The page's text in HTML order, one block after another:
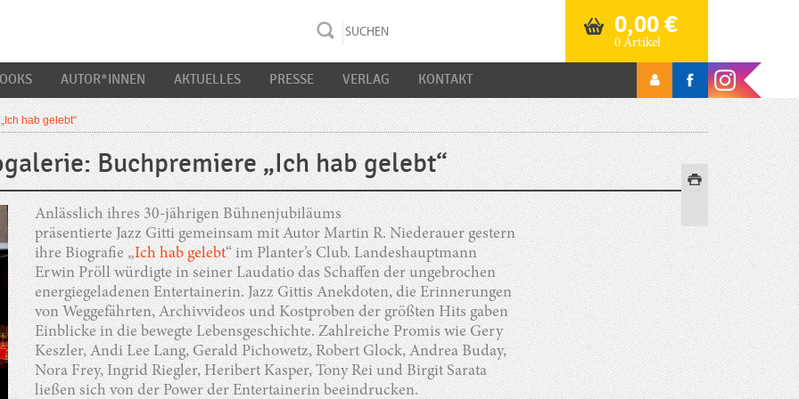
0,00€
0 Artikel
AUTOR*INNEN AKTUELLES PRESSE VERLAG KONTAKT
hab gelebt“
Buchpremiere „Ich hab gelebt“
Anlässlich ihres 30-jährigen Bühnenjubiläums
präsentierte Jazz Gitti gemeinsam mit Autor Martin R. Niederauer gestern
ihre Biografie „Ich hab gelebt“ im Planter’s Club. Landeshauptmann
Erwin Pröll würdigte in seiner Laudatio das Schaffen der ungebrochen
energiegeladenen Entertainerin. Jazz Gittis Anekdoten, die Erinnerungen
von Weggefährten, Archivvideos und Kostproben der größten Hits gaben
Einblicke in die bewegte Lebensgeschichte. Zahlreiche Promis wie Gery
Keszler, Andi Lee Lang, Gerald Pichowetz, Robert Glock, Andrea Buday,
Nora Frey, Ingrid Riegler, Heribert Kasper, Tony Rei und Birgit Sarata
ließen sich von der Power der Entertainerin beeindrucken.